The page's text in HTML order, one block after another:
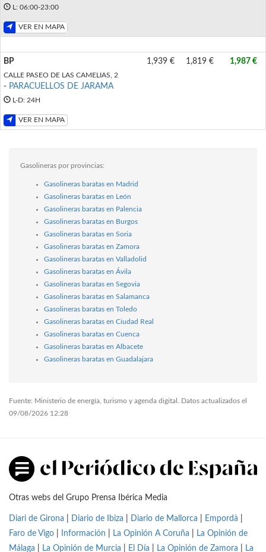
L: 06:00-23:00
VER EN MAPA
BP
CALLE PASEO DE LAS CAMELIAS, 2
- PARACUELLOS DE JARAMA
L-D: 24H
VER EN MAPA
1,939 € 1,819 € 1,987 €
Gasolineras por provincias:
Gasolineras baratas en Madrid
Gasolineras baratas en León
Gasolineras baratas en Palencia
Gasolineras baratas en Burgos
Gasolineras baratas en Soria
Gasolineras baratas en Zamora
Gasolineras baratas en Valladolid
Gasolineras baratas en Ávila
Gasolineras baratas en Segovia
Gasolineras baratas en Salamanca
Gasolineras baratas en Toledo
Gasolineras baratas en Ciudad Real
Gasolineras baratas en Cuenca
Gasolineras baratas en Albacete
Gasolineras baratas en Guadalajara
Fuente: Ministerio de energía, turismo y agenda digital. Datos actualizados el
09/08/2026 12:28
Otras webs del Grupo Prensa Ibérica Media
Diari de Girona Diario de Ibiza Diario de Mallorca Empordà
Faro de Vigo
Información La Opinión A Coruña
La Opinión de
Málaga
La Opinión de Murcia El Día La Opinión de Zamora La